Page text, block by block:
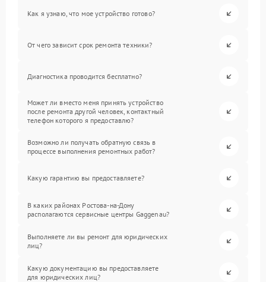
Как я узнаю, что мое устройство готово?
От чего зависит срок ремонта техники?
Диагностика проводится бесплатно?
Может ли вместо меня принять устройство
после ремонта другой человек, контактный
телефон которого я предоставлю?
Возможно ли получать обратную связь в
процессе выполнения ремонтных работ?
Какую гарантию вы предоставляете?
В каких районах Ростова-на-Дону
располагаются сервисные центры Gaggenau?
Выполняете ли вы ремонт для юридических
лиц?
Какую документацию вы предоставляете
для юридических лиц?